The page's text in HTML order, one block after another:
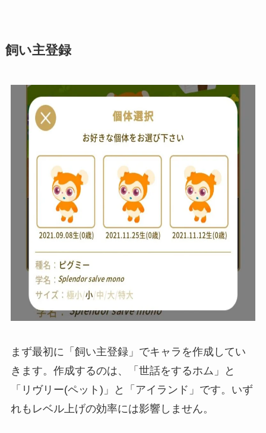
飼い主登録
まず最初に「飼い主登録」でキャラを作成してい
きます。作成するのは、「世話をするホム」と
「リヴリー(ペット)」と「アイランド」です。いず
れも レベル上げの効率には影響しません。